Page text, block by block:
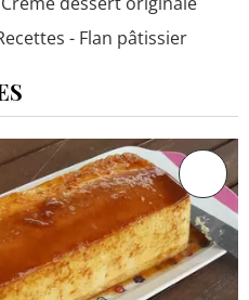
- Flan pâtissier